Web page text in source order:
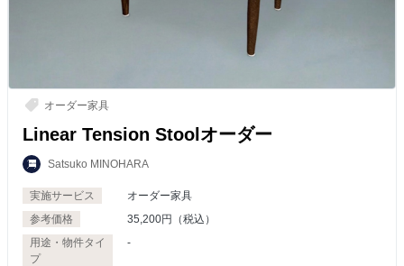
オーダー家具
Linear Tension Stoolオーダー
Satsuko MINOHARA
実施サービス
オーダー家具
参考価格
35,200円（税込）
用途・物件タイ
プ
-